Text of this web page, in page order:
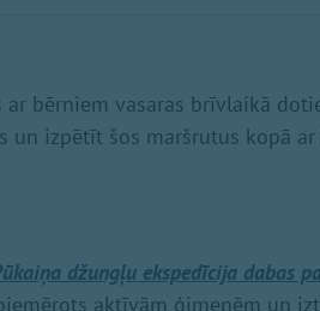
bērniem vasaras brīvlaikā
izpētīt šos maršrutus kopā ar
džungļu ekspedīcija dabas
aktīvām ģimenēm un